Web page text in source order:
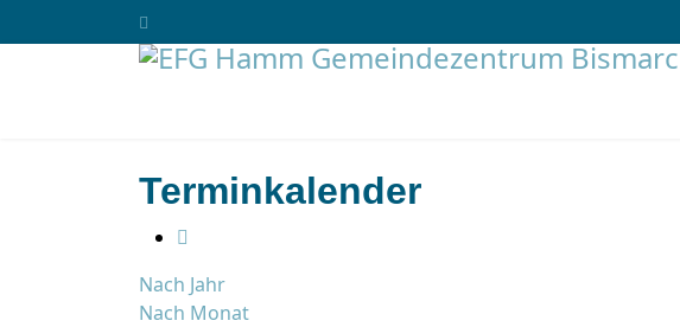
Terminkalender
Nach Jahr
Nach Monat